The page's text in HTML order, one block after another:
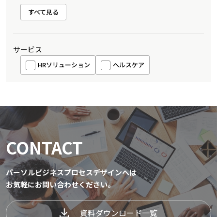
すべて見る
サービス
HRソリューション ヘルスケア
CONTACT
パーソルビジネスプロセスデザインへは
お気軽にお問い合わせください。
資料ダウンロード一覧